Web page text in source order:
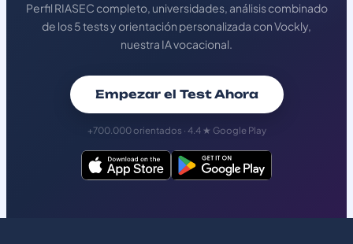
Perfil RIASEC completo, universidades, análisis combinado
de los 5 tests y orientación personalizada con Vockly,
nuestra IA vocacional.
Empezar el Test Ahora
+700.000 orientados · 4.4 ★ Google Play